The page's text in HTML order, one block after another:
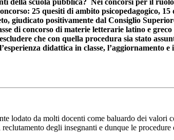
25 quesiti di ambito psicopedagogico,
giudicato positivamente dal Consiglio
di concorso di materie letterarie latino e
che con quella procedura sia stato
didattica in classe,
lodato da molti docenti come baluardo dei valori
degli insegnanti e dunque le procedure